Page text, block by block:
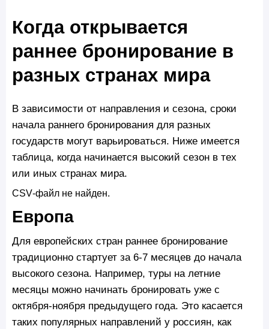
Когда открывается
раннее бронирование в
разных странах мира
В зависимости от направления и сезона, сроки
начала раннего бронирования для разных
государств могут варьироваться. Ниже имеется
таблица, когда начинается высокий сезон в тех
или иных странах мира.
CSV‑файл не найден.
Европа
Для европейских стран раннее бронирование
традиционно стартует за 6-7 месяцев до начала
высокого сезона. Например, туры на летние
месяцы можно начинать бронировать уже с
октября-ноября предыдущего года. Это касается
таких популярных направлений у россиян, как